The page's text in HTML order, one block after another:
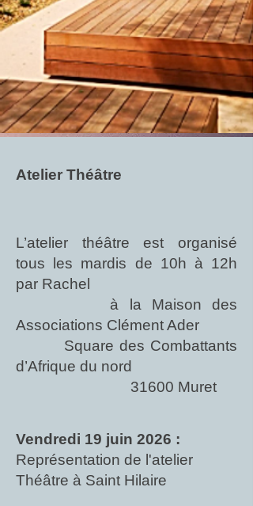
Atelier Théâtre
L’atelier théâtre est organisé
tous les mardis de 10h à 12h
par Rachel
à la Maison des
Associations Clément Ader
Square des Combattants
d’Afrique du nord
31600 Muret
Vendredi 19 juin 2026 :
Représentation de l'atelier
Théâtre à Saint Hilaire